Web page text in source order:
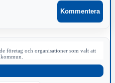
företag och organisationer som valt att